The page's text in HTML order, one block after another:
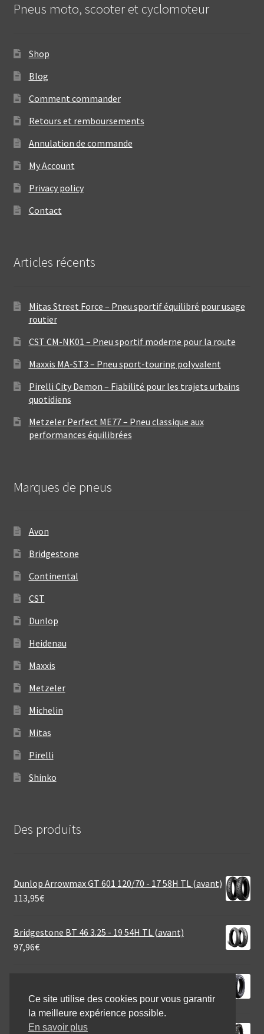
Pneus moto, scooter et cyclomoteur
Shop
Blog
Comment commander
Retours et remboursements
Annulation de commande
My Account
Privacy policy
Contact
Articles récents
Mitas Street Force – Pneu sportif équilibré pour usage
routier
CST CM-NK01 – Pneu sportif moderne pour la route
Maxxis MA-ST3 – Pneu sport-touring polyvalent
Pirelli City Demon – Fiabilité pour les trajets urbains
quotidiens
Metzeler Perfect ME77 – Pneu classique aux
performances équilibrées
Marques de pneus
Avon
Bridgestone
Continental
CST
Dunlop
Heidenau
Maxxis
Metzeler
Michelin
Mitas
Pirelli
Shinko
Des produits
Dunlop Arrowmax GT 601 120/70 - 17 58H TL (avant)
113,95€
Bridgestone BT 46 3.25 - 19 54H TL (avant)
97,96€
85,90€
Mitas EF-07 Super Light Green 140/80 - 18 70R TT
Ce site utilise des cookies pour vous garantir
la meilleure expérience possible.
En savoir plus